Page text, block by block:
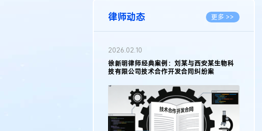
地理标志 更多 >>
集成电路布图设计
传统文化 更多 >>
律师动态 更多 >>
2026.02.10
徐新明律师经典案例：刘某与西安某生物科
技有限公司技术合作开发合同纠纷案